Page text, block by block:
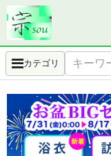
カテゴリ